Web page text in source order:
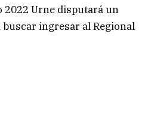
2022 Urne disputará un
ingresar al Regional